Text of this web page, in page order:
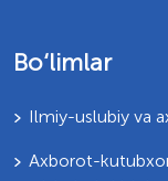
Bo‘limlar
Ilmiy-uslubiy va
Axborot-